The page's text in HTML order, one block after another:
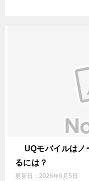
UQモバイルはノ
るには？
更新日： 2026年6月5日